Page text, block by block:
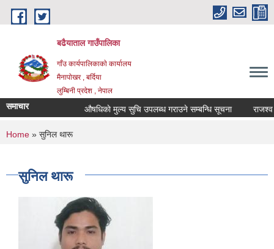
Skip to main content
बढैयाताल गाउँपालिका
गाँउ कार्यपालिकाकाे कार्यालय
मैनापाेखर , बर्दिया
लुम्बिनी प्रदेश , नेपाल
समाचार औषधिकाे मुल्य सुचि उपलब्ध गराउने सम्बन्धि सूचना
You are here
Home » सुनिल थारू
सुनिल थारू